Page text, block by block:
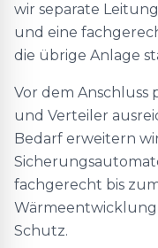
wir separate
und eine
die übrige Anlage
Vor dem Anschluss
und Verteiler
Bedarf erweitern
fachgerecht bis
Schutz.